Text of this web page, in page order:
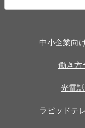
索:
中小企業向
働き方
光電
ラピッドテ